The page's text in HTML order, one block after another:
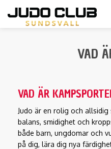
VAD
VAD ÄR
Judo är en rolig och
balans, smidighet och
både barn, ungdomar och
på dig, lära dig nya